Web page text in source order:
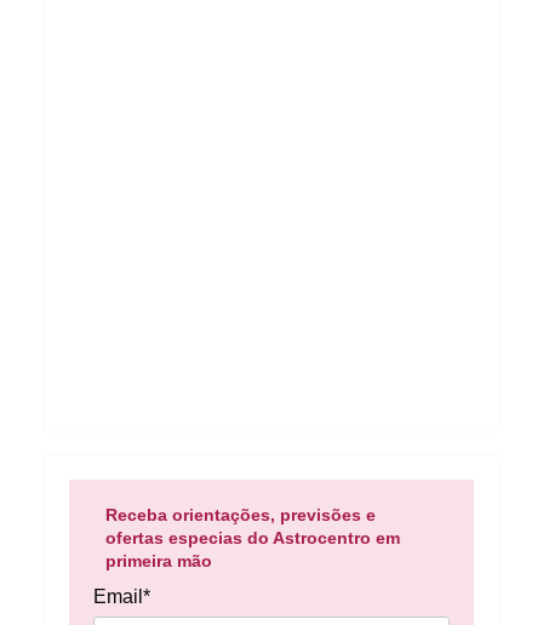
Receba orientações, previsões e
ofertas especias do Astrocentro em
primeira mão
Email*